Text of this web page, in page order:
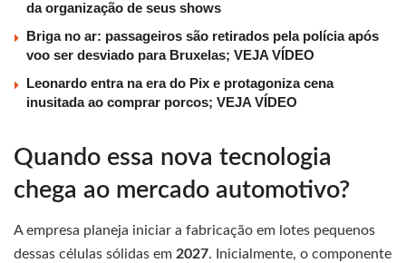
da organização de seus shows
Briga no ar: passageiros são retirados pela polícia após
voo ser desviado para Bruxelas; VEJA VÍDEO
Leonardo entra na era do Pix e protagoniza cena
inusitada ao comprar porcos; VEJA VÍDEO
Quando essa nova tecnologia
chega ao mercado automotivo?
A empresa planeja iniciar a fabricação em lotes pequenos
dessas células sólidas em 2027. Inicialmente, o componente